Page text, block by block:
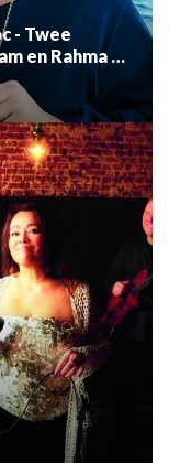
- Twee
en Rahma el